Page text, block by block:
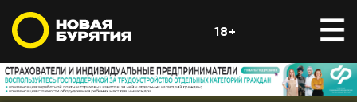
18+